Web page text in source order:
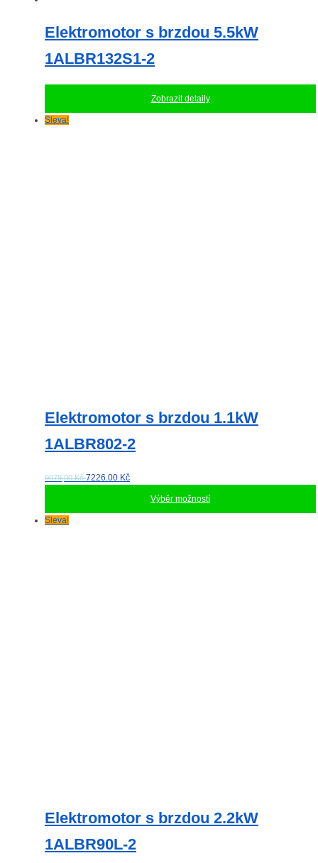
Elektromotor s brzdou 5.5kW
1ALBR132S1-2
Zobrazit detaily
Sleva!
Elektromotor s brzdou 1.1kW
1ALBR802-2
9079,00 Kč7226.00 Kč
Výběr možností
Tento
Sleva!
Elektromotor s brzdou 2.2kW
1ALBR90L-2